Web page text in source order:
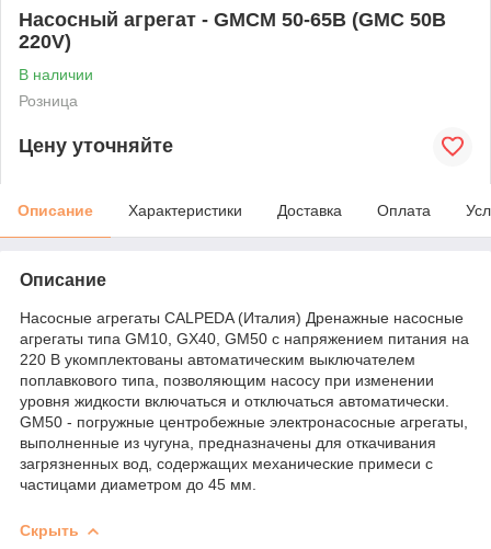
Насосный агрегат - GMCM 50-65B (GMC 50B
220V)
В наличии
Розница
Цену уточняйте
Описание Характеристики Доставка Оплата
Описание
Насосные агрегаты CALPEDA (Италия) Дренажные насосные
агрегаты типа GM10, GX40, GM50 с напряжением питания на
220 В укомплектованы автоматическим выключателем
поплавкового типа, позволяющим насосу при изменении
уровня жидкости включаться и отключаться автоматически.
GM50 - погружные центробежные электронасосные агрегаты,
выполненные из чугуна, предназначены для откачивания
загрязненных вод, содержащих механические примеси с
частицами диаметром до 45 мм.
Скрыть